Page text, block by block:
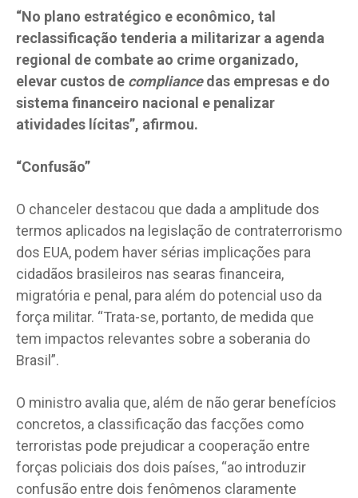
“No plano estratégico e econômico, tal
reclassificação tenderia a militarizar a agenda
regional de combate ao crime organizado,
elevar custos de compliancedas empresas e do
sistema financeiro nacional e penalizar
atividades lícitas”, afirmou.
“Confusão”
O chanceler destacou que dada a amplitude dos
termos aplicados na legislação de contraterrorismo
dos EUA, podem haver sérias implicações para
cidadãos brasileiros nas searas financeira,
migratória e penal, para além do potencial uso da
força militar. “Trata-se, portanto, de medida que
tem impactos relevantes sobre a soberania do
Brasil”.
O ministro avalia que, além de não gerar benefícios
concretos, a classificação das facções como
terroristas pode prejudicar a cooperação entre
forças policiais dos dois países, “ao introduzir
confusão entre dois fenômenos claramente